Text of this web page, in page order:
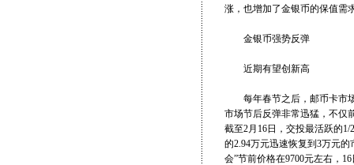
涨，也增加了金银币的保值需
金银币强势反弹
近期有望创新高
每年春节之后，邮币卡市场
市场节后反弹非常迅猛，不仅
截至2月16日，交投最活跃的1/
的2.94万元迅速恢复到3万元
会”节前价格在9700元左右，